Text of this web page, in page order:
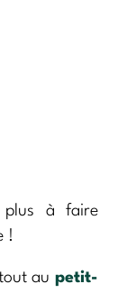
plus à faire
!
au petit-